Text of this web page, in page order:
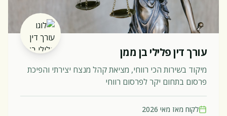
עורך דין פלילי בן ממן
מיקוד בשירות הכי רווחי, מציאת קהל מנצח יצירתי והפיכת
פרסום בתחום יקר לפרסום רווחי
לקוח מאז מאי 2026